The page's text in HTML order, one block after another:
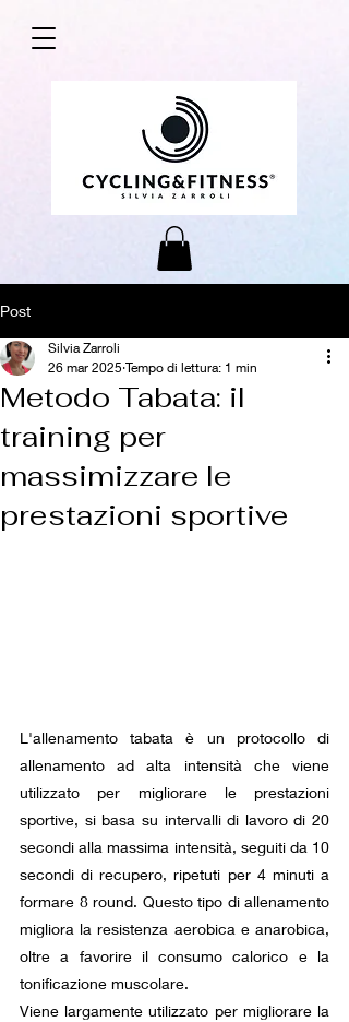
Post
Metodo Tabata: il
training per
massimizzare le
prestazioni sportive
Silvia Zarroli
26 mar 2025 Tempo di lettura: 1 min
L'allenamento tabata è un protocollo di
allenamento ad alta intensità che viene
utilizzato per migliorare le prestazioni
sportive, si basa su intervalli di lavoro di 20
secondi alla massima intensità, seguiti da 10
secondi di recupero, ripetuti per 4 minuti a
formare 8 round. Questo tipo di allenamento
migliora la resistenza aerobica e anarobica,
oltre a favorire il consumo calorico e la
tonificazione muscolare.
Viene largamente utilizzato per migliorare la